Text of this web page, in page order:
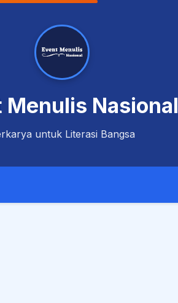
Menulis Nasional
untuk Literasi Bangsa